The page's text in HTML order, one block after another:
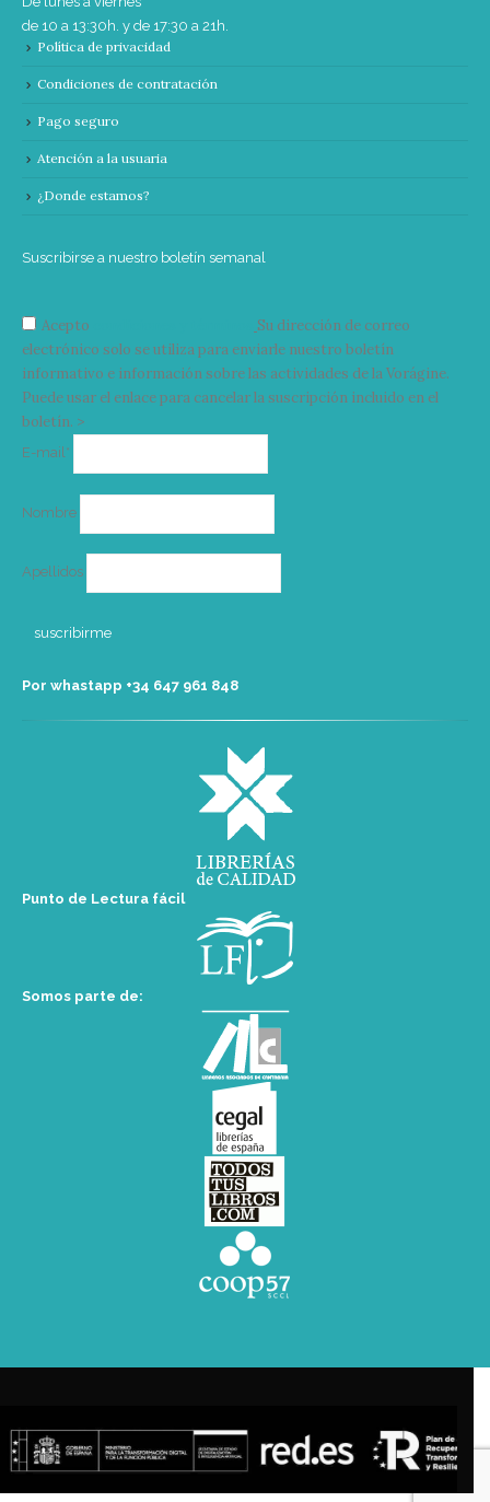
de 10 a 13:30h. y de 17:30 a 21h.
Política de privacidad
Condiciones de contratación
Pago seguro
Atención a la usuaria
¿Donde estamos?
Suscribirse a nuestro boletín semanal
Acepto
Su dirección de correo
electrónico solo se utiliza para enviarle nuestro boletín
informativo e información sobre las actividades de la Vorágine.
Puede usar el enlace para cancelar la suscripción incluido en el
boletín. >
E-mail*
Nombre
Apellidos
Por whastapp +34 ‭647 961 848‬
Punto de Lectura fácil
Somos parte de: